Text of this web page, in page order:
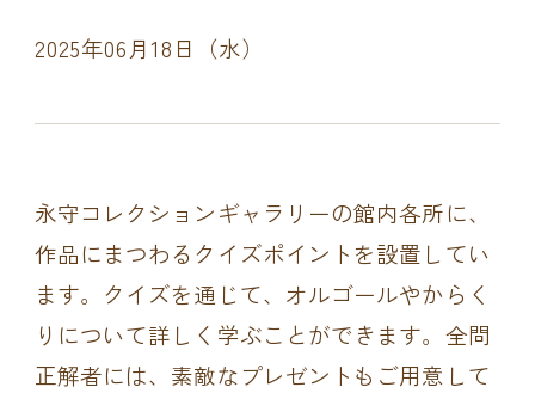
2025年06月18日（水）
永守コレクションギャラリーの館内各所に、
作品にまつわるクイズポイントを設置してい
ます。クイズを通じて、オルゴールやからく
りについて詳しく学ぶことができます。全問
正解者には、素敵なプレゼントもご用意して